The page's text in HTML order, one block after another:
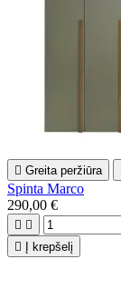
 Greita peržiūra
Spinta Marco
290,00 €
 

Į krepšelį